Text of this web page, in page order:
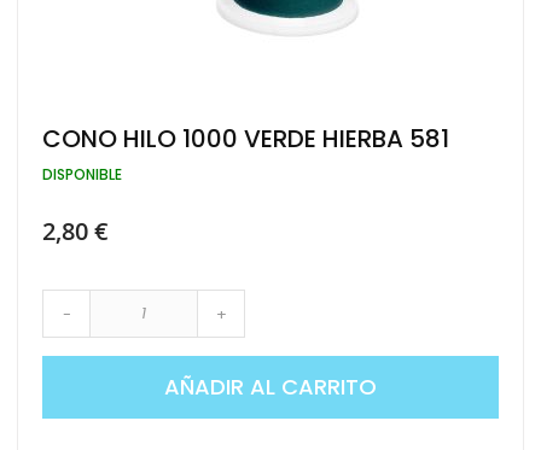
Saltar
al
comienzo
galería
CONO HILO 1000 VERDE HIERBA 581
DISPONIBLE
2,80 €
- +
AÑADIR AL CARRITO